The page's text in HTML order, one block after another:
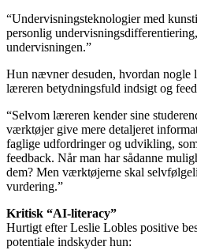
“Undervisningsteknologier med
personlig
undervisningen.”
Hun nævner desuden, hvordan
læreren betydningsfuld indsigt og
“Selvom læreren kender sine
værktøjer give mere detaljeret
faglige udfordringer og udvikling,
feedback. Når man har sådanne
dem? Men værktøjerne skal
vurdering.”
Kritisk “AI-literacy”
Hurtigt efter Leslie Lobles positive
potentiale indskyder hun: